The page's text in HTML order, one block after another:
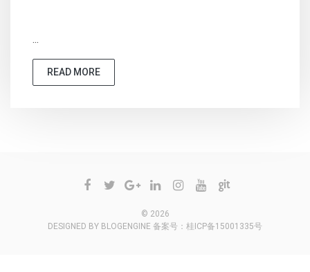
...
READ MORE
© 2026
DESIGNED BY BLOGENGINE 备案号： 桂ICP备15001335号